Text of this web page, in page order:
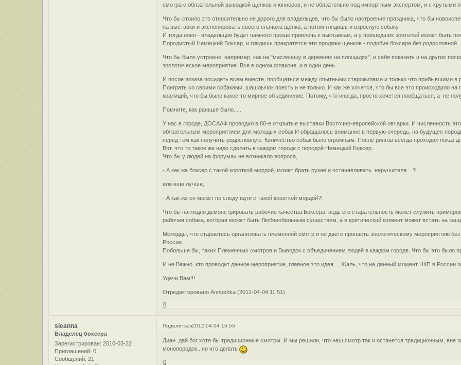
смотра с обязательной выводкой щенков и юниоров, и не обязательно под импортным экспертом, и с крутыми
Что бы стоило это относительно не дорого для владельцев, что бы было настроение праздника, что бы
на выставки и экспонировать своего сначала щенка, а потом глядишь и взрослую собаку.
И тогда ново - владельцев будет намного проще привлечь к выставкам, а у пришедших зрителей может быть
Породистый Немецкий Боксер, и глядишь прекратятся эти продажи щенков - подобие боксера без родословной.
Что бы было устроено, например, как на "масленицу в деревнях на площадях", и себя показать и на других
зоологическое мероприятие. Все в одном флаконе, и в один день.
И после показа посидеть всем вместе, пообщаться между опытными старожилами и только что прибывшими
Поиграть со своими собаками, шашлычок поесть и не только. И как же хочется, что бы все это происходило
коалиций, что бы было какое-то мирное объединение. Потому, что иногда, просто хочется пообщаться, а не
Помните, как раньше было.....
У нас в городе, ДОСААФ проводил в 80-е открытые выставки Восточно-европейской овчарки. И численность
обязательным мероприятием для молодых собак И обращалось внимание в первую очередь, на будущее
перед тем как получить родословную. Количество собак было огромным. После рингов всегда проходил показ
Вот, что то такое же надо сделать в каждом городе с породой Немецкий Боксер.
Что бы у людей на форумах не возникало вопроса,
- А как же боксер с такой короткой мордой, может брать рукав и останавливать нарушителя....?
или еще лучше,
- А как же он может по следу идти с такой короткой мордой?!
Что бы наглядно демонстрировать рабочие качества Боксера, ведь его старательность может служить
рабочая собака, которая может быть Любвеобильным существом, а в критический момент может встать на
Молодцы, что стараетесь организовать племенной смотр и не даете пропасть зоологическому мероприятию
России.
Побольше бы, таких Племенных смотров и Выводок с объединением людей в каждом городе. Что бы это было
И не Важно, кто проводит данное мероприятие, главное это идея.... Жаль, что на данный момент НКП в России
Удачи Вам!!!
Отредактировано Annushka (2012-04-04 11:51)
0
Поделиться2012-04-04 16:55
sleanna
Владелец боксера
Зарегистрирован: 2010-03-22
Приглашений: 0
Сообщений: 21
Диан. дай бог хотя бы традиционные смотры. И мы решили, что наш смотр так и останется традиционным, вне
монопородок.. но что делать
0